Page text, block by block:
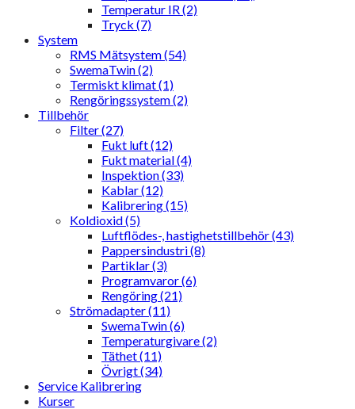
Temperatur IR (2)
Tryck (7)
System
RMS Mätsystem (54)
SwemaTwin (2)
Termiskt klimat (1)
Rengöringssystem (2)
Tillbehör
Filter (27)
Fukt luft (12)
Fukt material (4)
Inspektion (33)
Kablar (12)
Kalibrering (15)
Koldioxid (5)
Luftflödes-, hastighetstillbehör (43)
Pappersindustri (8)
Partiklar (3)
Programvaror (6)
Rengöring (21)
Strömadapter (11)
SwemaTwin (6)
Temperaturgivare (2)
Täthet (11)
Övrigt (34)
Service Kalibrering
Kurser